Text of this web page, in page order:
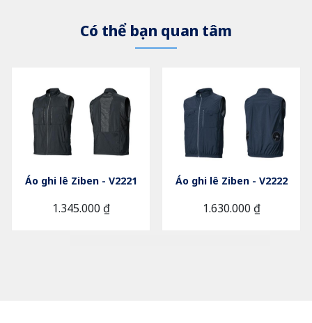
Có thể bạn quan tâm
Áo ghi lê Ziben - V2221
1.345.000 ₫
Áo ghi lê Ziben - V2222
1.630.000 ₫